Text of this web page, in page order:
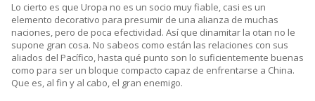
Lo cierto es que Uropa no es un socio muy fiable, casi es un
elemento decorativo para presumir de una alianza de muchas
naciones, pero de poca efectividad. Así que dinamitar la otan no le
supone gran cosa. No sabeos como están las relaciones con sus
aliados del Pacífico, hasta qué punto son lo suficientemente buenas
como para ser un bloque compacto capaz de enfrentarse a China.
Que es, al fin y al cabo, el gran enemigo.